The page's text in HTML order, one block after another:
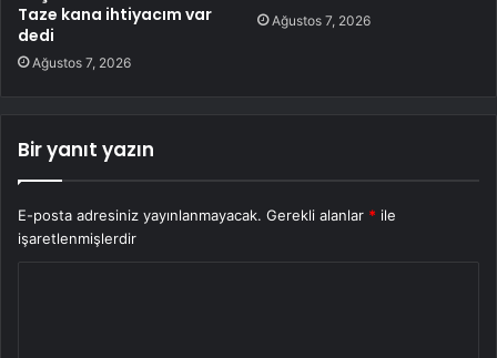
Taze kana ihtiyacım var
dedi
Ağustos 7, 2026
Ağustos 7, 2026
Bir yanıt yazın
E-posta adresiniz yayınlanmayacak. Gerekli alanlar * ile
işaretlenmişlerdir